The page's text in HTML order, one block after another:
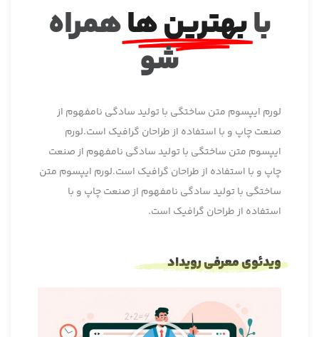
بابهترین هاهمراه
شو
لورم ایپسوم متن ساختگی با تولید سادگی نامفهوم از
صنعت چاپ و با استفاده از طراحان گرافیک است.لورم
ایپسوم متن ساختگی با تولید سادگی نامفهوم از صنعت
چاپ و با استفاده از طراحان گرافیک است.لورم ایپسوم متن
ساختگی با تولید سادگی نامفهوم از صنعت چاپ و با
استفاده از طراحان گرافیک است.
ویدئوی معرفی رویداد